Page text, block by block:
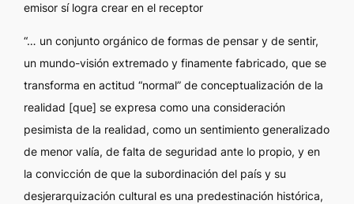
emisor sí logra crear en el receptor
“… un conjunto orgánico de formas de pensar y de sentir,
un mundo-visión extremado y finamente fabricado, que se
transforma en actitud “normal” de conceptualización de la
realidad [que] se expresa como una consideración
pesimista de la realidad, como un sentimiento generalizado
de menor valía, de falta de seguridad ante lo propio, y en
la convicción de que la subordinación del país y su
desjerarquización cultural es una predestinación histórica,